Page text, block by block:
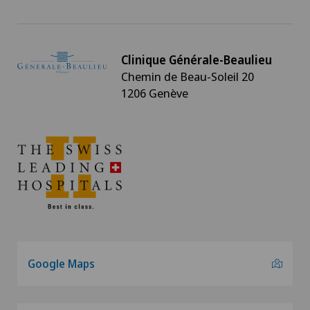
Clinique Générale-Beaulieu
Chemin de Beau-Soleil 20
1206 Genève
Google Maps